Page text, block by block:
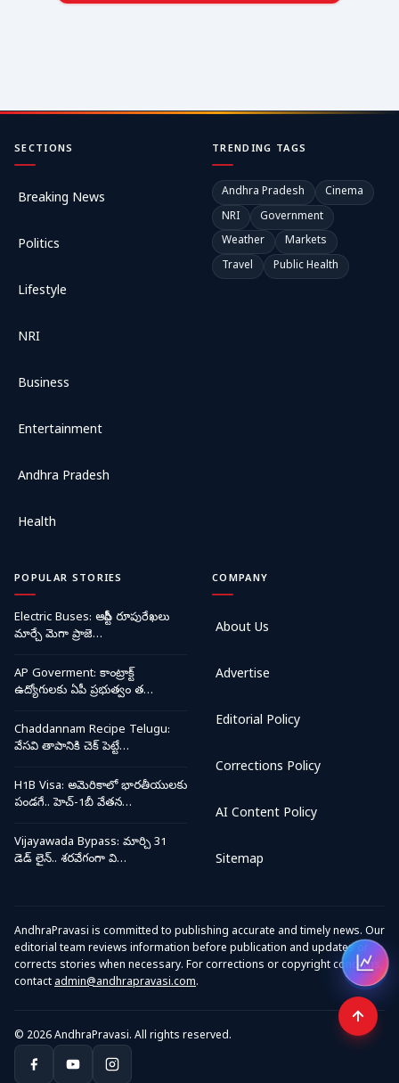
SECTIONS
Breaking News
Politics
Lifestyle
NRI
Business
Entertainment
Andhra Pradesh
Health
TRENDING TAGS
Andhra Pradesh
Cinema
NRI
Government
Weather
Markets
Travel
Public Health
POPULAR STORIES
Electric Buses: ఆర్టీసీ రూపురేఖలు
మార్చే మెగా ప్రాజె…
AP Goverment: కాంట్రాక్ట్
ఉద్యోగులకు ఏపీ ప్రభుత్వం త…
Chaddannam Recipe Telugu:
వేసవి తాపానికి చెక్ పెట్టే…
H1B Visa: అమెరికాలో భారతీయులకు
పండగే.. హెచ్-1బీ వేతన…
Vijayawada Bypass: మార్చి 31
డెడ్ లైన్.. శరవేగంగా వి…
COMPANY
About Us
Advertise
Editorial Policy
Corrections Policy
AI Content Policy
Sitemap
AndhraPravasi is committed to publishing accurate and timely news. Our
editorial team reviews information before publication and updates or
corrects stories when necessary. For corrections or copyright concerns,
contactadmin@andhrapravasi.com.
© 2026 AndhraPravasi. All rights reserved.